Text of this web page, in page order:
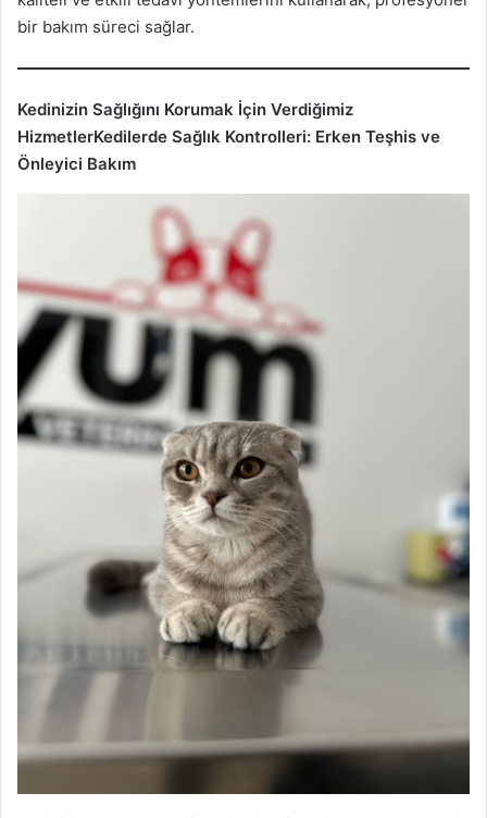
bir bakım süreci sağlar.
Kedinizin Sağlığını Korumak İçin Verdiğimiz
HizmetlerKedilerde Sağlık Kontrolleri: Erken Teşhis ve
Önleyici Bakım